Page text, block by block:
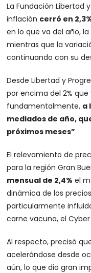
La Fundación Libertad
inflación cerró en
en lo que va del año,
mientras que la
continuando con su
Desde Libertad y
por encima del 2%
fundamentalmente, a
mediados de año,
próximos meses”
El relevamiento de
para la región Gran
mensual de 2,4% el
dinámica de los
particularmente
carne vacuna, el
Al respecto, precisó
acelerándose desde
aún, lo que dio gran